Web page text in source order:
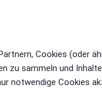
Cookies (oder
zu sammeln und
notwendige Cookies